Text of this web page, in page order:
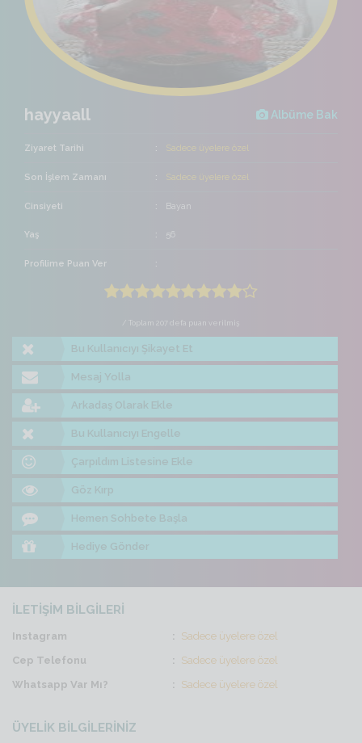
hayyaall Albüme Bak
Ziyaret Tarihi Sadece üyelere özel
Son İşlem Zamanı Sadece üyelere özel
Cinsiyeti Bayan
Yaş 56
Profilime Puan Ver
/ Toplam 207 defa puan verilmiş
Bu Kullanıcıyı Şikayet Et
Mesaj Yolla
Arkadaş Olarak Ekle
Bu Kullanıcıyı Engelle
Çarpıldım Listesine Ekle
Göz Kırp
Hemen Sohbete Başla
Hediye Gönder
İLETİŞİM BİLGİLERİ
Instagram
Sadece üyelere özel
Cep Telefonu
Sadece üyelere özel
Whatsapp Var Mı?
Sadece üyelere özel
ÜYELİK BİLGİLERİNİZ